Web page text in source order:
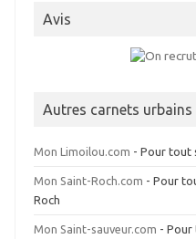
Avis
Autres carnets urbains
Mon Limoilou.com - Pour tout
Mon Saint-Roch.com - Pour
Roch
Mon Saint-sauveur.com - Pour